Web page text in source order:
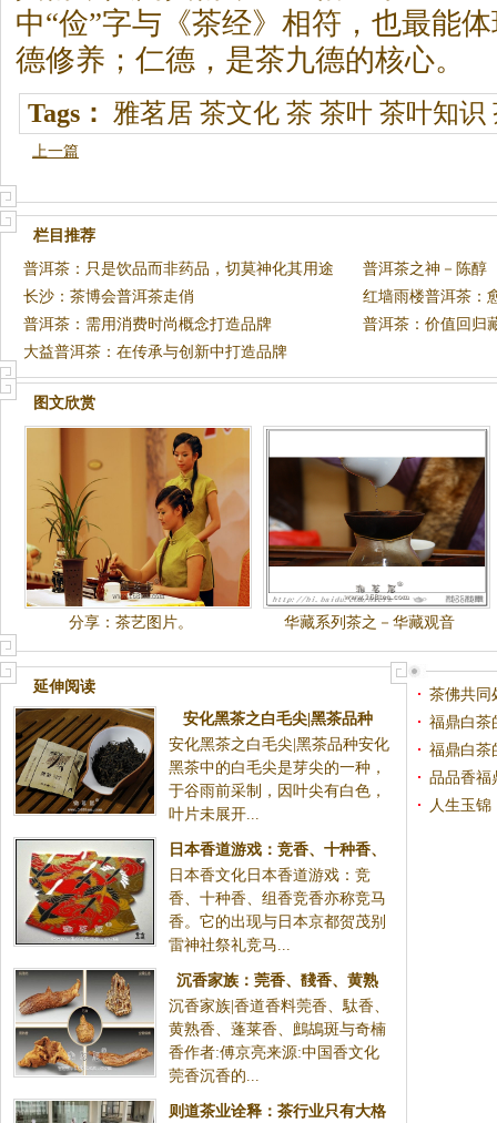
中“俭”字与《茶经》相符，也最能
德修养；仁德，是茶九德的核心。
Tags： 雅茗居 茶文化 茶 茶叶 茶叶知识
上一篇
栏目推荐
普洱茶：只是饮品而非药品，切莫神化其用途
普洱茶之神－陈醇
长沙：茶博会普洱茶走俏
红墙雨楼普洱茶：
普洱茶：需用消费时尚概念打造品牌
普洱茶：价值回归
大益普洱茶：在传承与创新中打造品牌
图文欣赏
分享：茶艺图片。 华藏系列茶之－华藏观音
延伸阅读
安化黑茶之白毛尖|黑茶品种
安化黑茶之白毛尖|黑茶品种安化
黑茶中的白毛尖是芽尖的一种，
于谷雨前采制，因叶尖有白色，
叶片未展开...
日本香道游戏：竞香、十种香、
组香|日本香文化
日本香文化日本香道游戏：竞
香、十种香、组香竞香亦称竞马
香。它的出现与日本京都贺茂别
雷神社祭礼竞马...
沉香家族：莞香、馢香、黄熟
香、蓬莱香、鷓鴣斑与奇楠香
沉香家族|香道香料莞香、駄香、
黄熟香、蓬莱香、鷓鴣斑与奇楠
香作者:傅京亮来源:中国香文化
莞香沉香的...
则道茶业诠释：茶行业只有大格
茶佛共同
福鼎白茶
福鼎白
品品香福
人生玉锦